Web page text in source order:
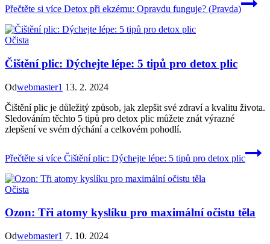
Přečtěte si více Detox při ekzému: Opravdu funguje? (Pravda)
Očista
Čištění plic: Dýchejte lépe: 5 tipů pro detox plic
Odwebmaster1 13. 2. 2024
Čištění plic je důležitý způsob, jak zlepšit své zdraví a kvalitu života.
Sledováním těchto 5 tipů pro detox plic můžete znát výrazné
zlepšení ve svém dýchání a celkovém pohodlí.
Přečtěte si více Čištění plic: Dýchejte lépe: 5 tipů pro detox plic
Očista
Ozon: Tři atomy kyslíku pro maximální očistu těla
Odwebmaster1 7. 10. 2024